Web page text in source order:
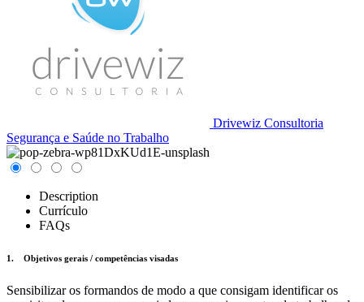
Drivewiz Consultoria
Segurança e Saúde no Trabalho
Description
Currículo
FAQs
1. Objetivos gerais / competências visadas
Sensibilizar os formandos de modo a que consigam identificar os